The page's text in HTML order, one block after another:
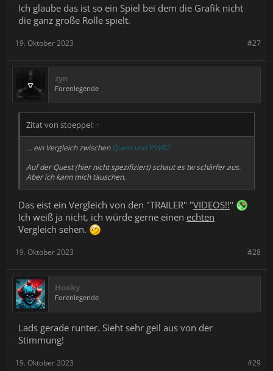
Ich glaube das ist so ein Spiel bei dem die Grafik nicht
die ganz große Rolle spielt.
#27
19. Oktober 2023
zyn
Forenlegende
Zitat von stoeppel: ↑
… ein Vergleich zwischenQuest und PSVR2
Auf der Quest (hier nicht spezifiziert) schaut es tw schärfer aus.
Aber ich kann mich täuschen.
Das eist ein Vergleich von den "TRAILER" "VIDEOS!!"
Ich weiß ja nicht, ich würde gerne einen echten
Vergleich sehen.
#28
19. Oktober 2023
Hooky
Forenlegende
Lads gerade runter. Sieht sehr geil aus von der
Stimmung!
#29
19. Oktober 2023